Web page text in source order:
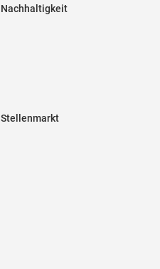
Nachhaltigkeit
Stellenmarkt